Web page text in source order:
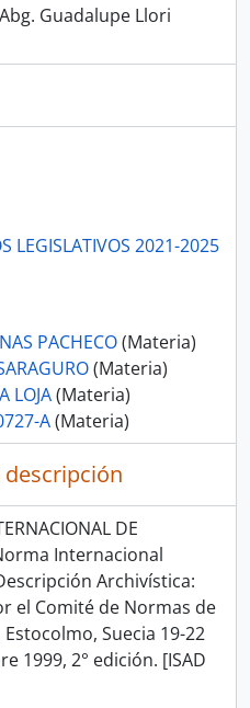
Guadalupe Llori
LEGISLATIVOS 2021-2025
PACHECO(Materia)
(Materia)
LOJA(Materia)
A(Materia)
DE
Internacional
Archivística:
el Comité de Normas de
Suecia 19-22
1999, 2° edición. [ISAD